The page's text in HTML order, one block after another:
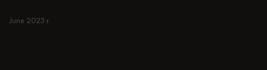
June 2023 r.